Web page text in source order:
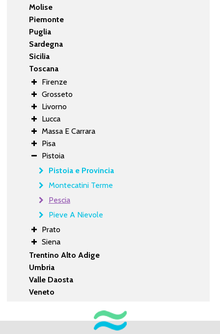
Molise
Piemonte
Puglia
Sardegna
Sicilia
Toscana
Firenze
Grosseto
Livorno
Lucca
Massa E Carrara
Pisa
Pistoia
Pistoia e Provincia
Montecatini Terme
Pescia
Pieve A Nievole
Prato
Siena
Trentino Alto Adige
Umbria
Valle Daosta
Veneto